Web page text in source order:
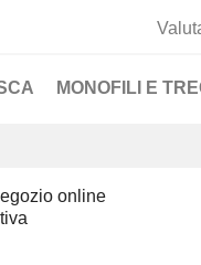
MONOFILI E